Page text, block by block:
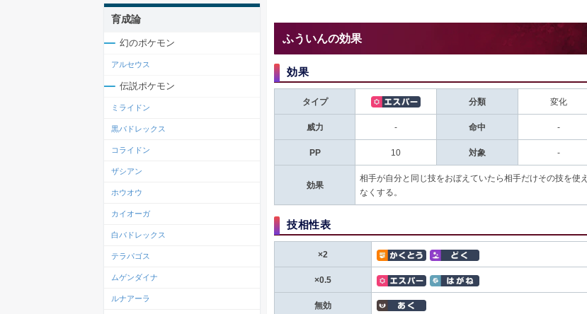
ふういんの効果
効果
タイプ 分類 変化
威力 - 命中 -
PP 10 対象 -
効果
相手が自分と同じ技をおぼえていたら相手だけその技を使え
なくする。
技相性表
×2
×0.5
無効
育成論
幻のポケモン
アルセウス
伝説ポケモン
ミライドン
黒バドレックス
コライドン
ザシアン
ホウオウ
カイオーガ
白バドレックス
テラパゴス
ムゲンダイナ
ルナアーラ